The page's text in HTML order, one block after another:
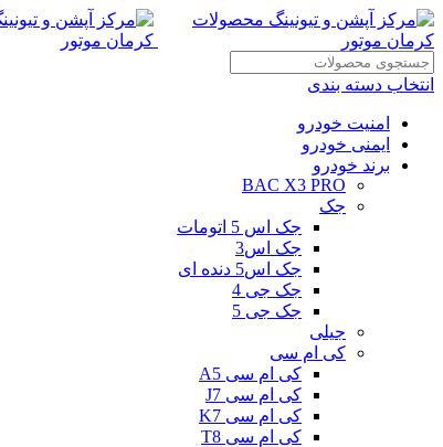
انتخاب دسته بندی
امنیت خودرو
ایمنی خودرو
برند خودرو
BAC X3 PRO
جک
جک اس 5 اتومات
جک اس3
جک اس5 دنده ای
جک جی 4
جک جی 5
جیلی
کی ام سی
کی ام سی A5
کی ام سی J7
کی ام سی K7
کی ام سی T8